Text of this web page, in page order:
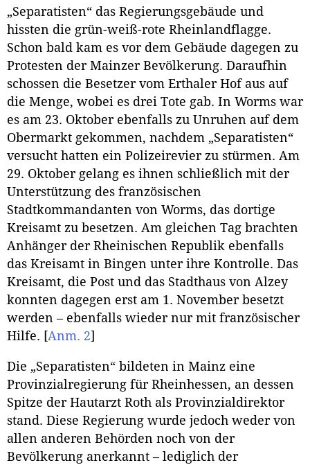
„Separatisten“ das Regierungsgebäude und
hissten die grün-weiß-rote Rheinlandflagge.
Schon bald kam es vor dem Gebäude dagegen zu
Protesten der Mainzer Bevölkerung. Daraufhin
schossen die Besetzer vom Erthaler Hof aus auf
die Menge, wobei es drei Tote gab. In Worms war
es am 23. Oktober ebenfalls zu Unruhen auf dem
Obermarkt gekommen, nachdem „Separatisten“
versucht hatten ein Polizeirevier zu stürmen. Am
29. Oktober gelang es ihnen schließlich mit der
Unterstützung des französischen
Stadtkommandanten von Worms, das dortige
Kreisamt zu besetzen. Am gleichen Tag brachten
Anhänger der Rheinischen Republik ebenfalls
das Kreisamt in Bingen unter ihre Kontrolle. Das
Kreisamt, die Post und das Stadthaus von Alzey
konnten dagegen erst am 1. November besetzt
werden – ebenfalls wieder nur mit französischer
Hilfe. [Anm. 2]
Die „Separatisten“ bildeten in Mainz eine
Provinzialregierung für Rheinhessen, an dessen
Spitze der Hautarzt Roth als Provinzialdirektor
stand. Diese Regierung wurde jedoch weder von
allen anderen Behörden noch von der
Bevölkerung anerkannt – lediglich der